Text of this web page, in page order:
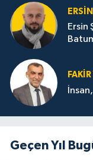
Ersin
Geçen Yıl